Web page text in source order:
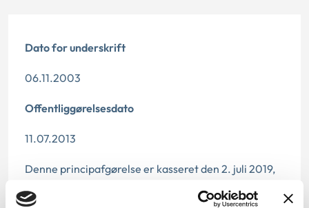
Dato for underskrift
06.11.2003
Offentliggørelsesdato
11.07.2013
Denne principafgørelse er kasseret den 2. juli 2019,